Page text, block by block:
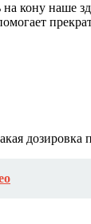
на кону наше
дозировка